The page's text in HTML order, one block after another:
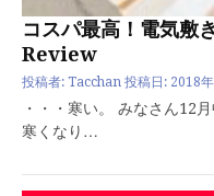
コスパ最高！電気敷
Review
投稿者: Tacchan 投稿日: 2018
・・・寒い。 みなさん12
寒くなり…